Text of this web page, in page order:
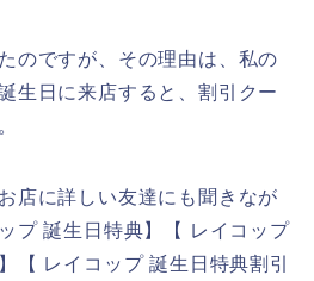
のですが、その理由は、私の
生日に来店すると、割引クー
店に詳しい友達にも聞きなが
プ 誕生日特典】【 レイコップ
【 レイコップ 誕生日特典割引